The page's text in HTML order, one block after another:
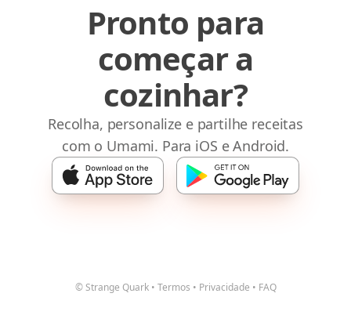
Pronto para
começar a
cozinhar?
Recolha, personalize e partilhe receitas
com o Umami. Para iOS e Android.
© Strange Quark • Termos • Privacidade • FAQ